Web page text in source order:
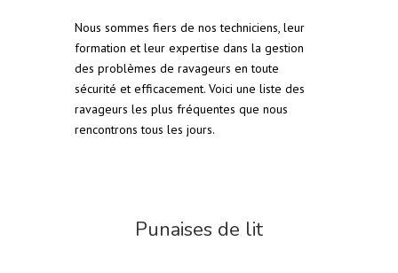
Nous sommes fiers de nos techniciens, leur
formation et leur expertise dans la gestion
des problèmes de ravageurs en toute
sécurité et efficacement. Voici une liste des
ravageurs les plus fréquentes que nous
rencontrons tous les jours.
Punaises de lit